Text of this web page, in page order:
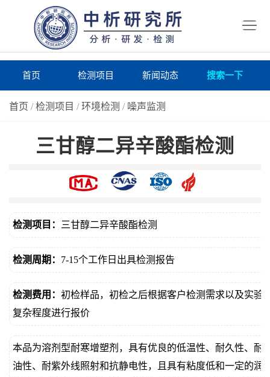
首页 检测项目 新闻动态 搜索一下
首页 /检测项目 /环境检测 / 噪声监测
三甘醇二异辛酸酯检测
检测项目： 三甘醇二异辛酸酯检测
检测周期： 7-15个工作日出具检测报告
检测费用： 初检样品，初检之后根据客户检测需求以及实验
复杂程度进行报价
本品为溶剂型耐寒增塑剂，具有优良的低温性、耐久性、耐
油性、耐紫外线照射和抗静电性，且具有粘度低和一定的润
例
们
我
们
线
询
价
告
真
伪
查
询